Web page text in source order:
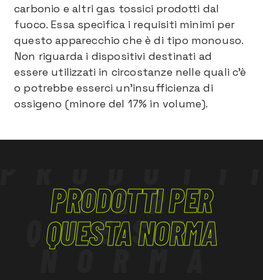
carbonio e altri gas tossici prodotti dal
fuoco. Essa specifica i requisiti minimi per
questo apparecchio che è di tipo monouso.
Non riguarda i dispositivi destinati ad
essere utilizzati in circostanze nelle quali c’è
o potrebbe esserci un'insufficienza di
ossigeno (minore del 17% in volume).
PRODOTTI PER
QUESTA NORMA
PER
QUESTA
NORMA